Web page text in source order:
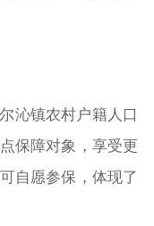
沁镇农村户籍人口
保障对象，享受更
自愿参保，体现了